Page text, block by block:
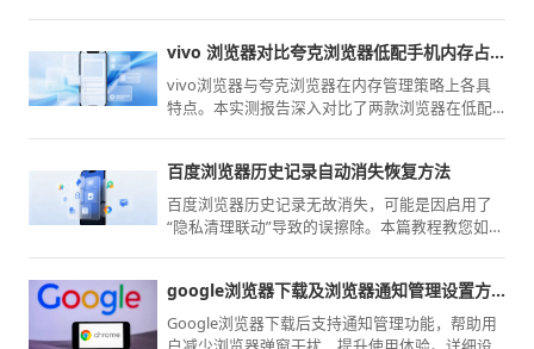
vivo 浏览器对比夸克浏览器低配手机内存占用实测
vivo浏览器与夸克浏览器在内存管理策略上各具
特点。本实测报告深入对比了两款浏览器在低配
资源的上网方案。
百度浏览器历史记录自动消失恢复方法
百度浏览器历史记录无故消失，可能是因启用了
“隐私清理联动”导致的误擦除。本篇教程教您如何
那段已丢失的浏览轨迹与网页访问足迹。
google浏览器下载及浏览器通知管理设置方法
Google浏览器下载后支持通知管理功能，帮助用